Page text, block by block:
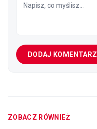
DODAJ KOMENTARZ
ZOBACZ RÓWNIEŻ